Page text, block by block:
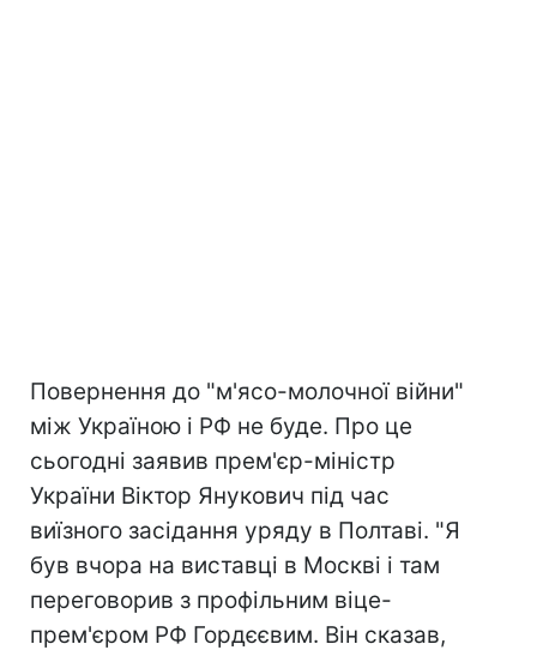
Повернення до "м'ясо-молочної війни"
між Україною і РФ не буде. Про це
сьогодні заявив прем'єр-міністр
України Віктор Янукович під час
виїзного засідання уряду в Полтаві. "Я
був вчора на виставці в Москві і там
переговорив з профільним віце-
прем'єром РФ Гордєєвим. Він сказав,